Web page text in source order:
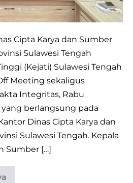
Cipta Karya dan Sumber
Sulawesi Tengah
(Kejati) Sulawesi Tengah
Meeting sekaligus
Integritas, Rabu
yang berlangsung pada
Dinas Cipta Karya dan
Sulawesi Tengah. Kepala
Sumber […]